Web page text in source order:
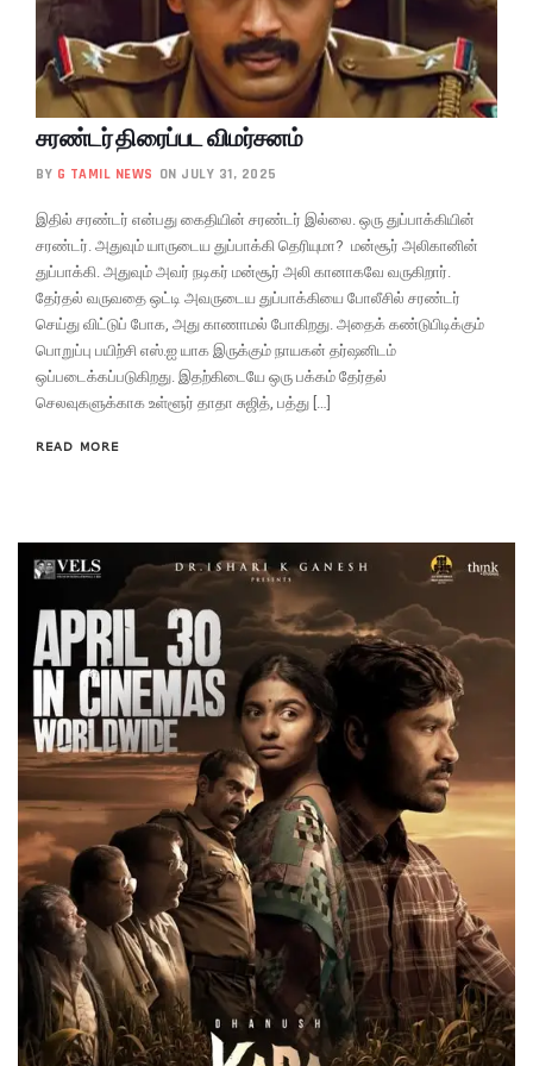
சரண்டர் திரைப்பட விமர்சனம்
BY G TAMIL NEWS ON JULY 31, 2025
இதில் சரண்டர் என்பது கைதியின் சரண்டர் இல்லை. ஒரு துப்பாக்கியின்
சரண்டர். அதுவும் யாருடைய துப்பாக்கி தெரியுமா? மன்சூர் அலிகானின்
துப்பாக்கி. அதுவும் அவர் நடிகர் மன்சூர் அலி கானாகவே வருகிறார்.
தேர்தல் வருவதை ஒட்டி அவருடைய துப்பாக்கியை போலீசில் சரண்டர்
செய்து விட்டுப் போக, அது காணாமல் போகிறது. அதைக் கண்டுபிடிக்கும்
பொறுப்பு பயிற்சி எஸ்.ஐ யாக இருக்கும் நாயகன் தர்ஷனிடம்
ஒப்படைக்கப்படுகிறது. இதற்கிடையே ஒரு பக்கம் தேர்தல்
செலவுகளுக்காக உள்ளூர் தாதா சுஜித், பத்து […]
READ MORE